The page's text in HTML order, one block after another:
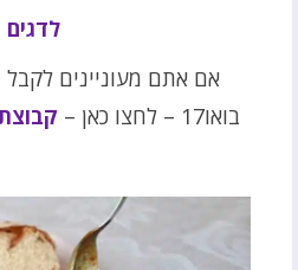
לדגים
אם אתם מעוניינים לקבל
בואו17 – לחצו כאן –